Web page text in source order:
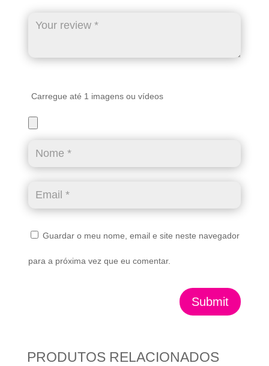
Carregue até 1 imagens ou vídeos
Guardar o meu nome, email e site neste navegador
para a próxima vez que eu comentar.
Submit
PRODUTOS RELACIONADOS